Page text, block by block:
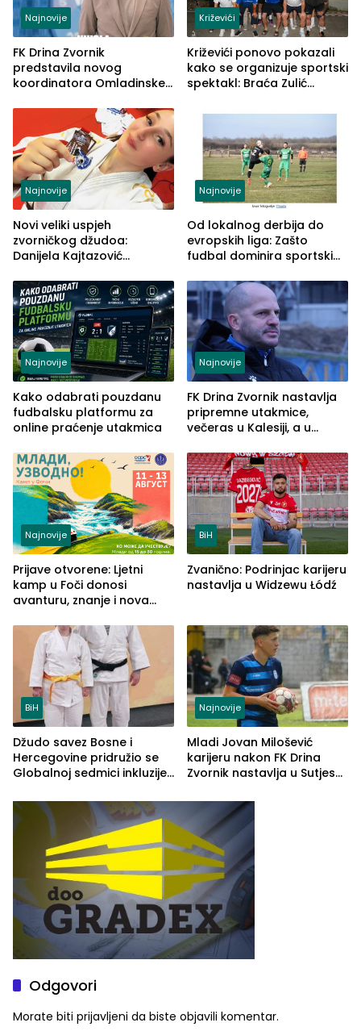
Najnovije
FK Drina Zvornik
predstavila novog
koordinatora Omladinske
Križevići
Križevići ponovo pokazali
kako se organizuje sportski
spektakl: Braća Zulić
Najnovije
Novi veliki uspjeh
zvorničkog džudoa:
Danijela Kajtazović
seniorskoj konkurenciji
Najnovije
Od lokalnog derbija do
evropskih liga: Zašto
fudbal dominira sportskim
Najnovije
Kako odabrati pouzdanu
fudbalsku platformu za
online praćenje utakmica
Najnovije
FK Drina Zvornik nastavlja
pripremne utakmice,
večeras u Kalesiji, a u
prvenstvo otvara na
Palama
Najnovije
Prijave otvorene: Ljetni
kamp u Foči donosi
avanturu, znanje i nova
BiH
Zvanično: Podrinjac karijeru
nastavlja u Widzewu Łódź
BiH
​Džudo savez Bosne i
Hercegovine pridružio se
Globalnoj sedmici inkluzije:
vrata sporta za sve
Najnovije
Mladi Jovan Milošević
karijeru nakon FK Drina
Zvornik nastavlja u Sutjesci
Odgovori
Morate biti prijavljeni da biste objavili komentar.